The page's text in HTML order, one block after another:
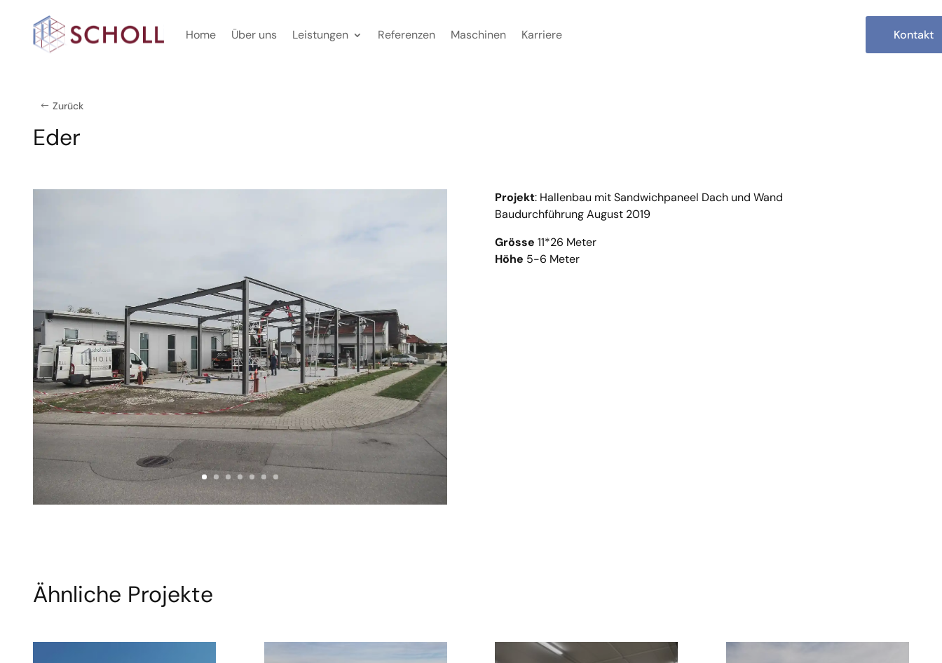
Home Über uns Leistungen Referenzen Maschinen Karriere Kontakt
Zurück
Eder
Projekt: Hallenbau mit Sandwichpaneel Dach und Wand
Baudurchführung August 2019
Grösse 11*26 Meter
Höhe 5-6 Meter
Ähnliche Projekte